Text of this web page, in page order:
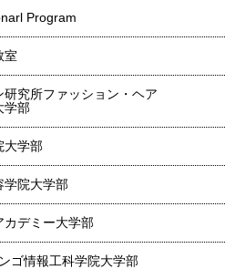
Program
室
究所ファッション・ヘア
学部
大学部
学院大学部
カデミー大学部
ゴ情報工科学院大学部